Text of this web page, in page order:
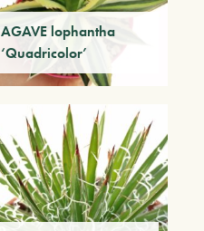
AGAVE lophantha
‘Quadricolor’